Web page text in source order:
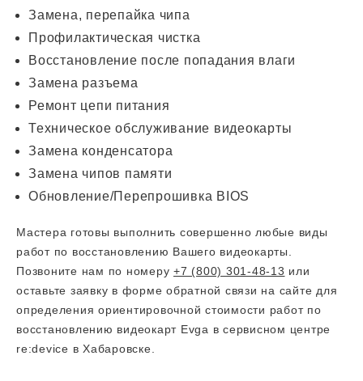
Замена, перепайка чипа
Профилактическая чистка
Восстановление после попадания влаги
Замена разъема
Ремонт цепи питания
Техническое обслуживание видеокарты
Замена конденсатора
Замена чипов памяти
Обновление/Перепрошивка BIOS
Мастера готовы выполнить совершенно любые виды
работ по восстановлению Вашего видеокарты.
Позвоните нам по номеру +7 (800) 301-48-13 или
оставьте заявку в форме обратной связи на сайте для
определения ориентировочной стоимости работ по
восстановлению видеокарт Evga в сервисном центре
re:device в Хабаровске.